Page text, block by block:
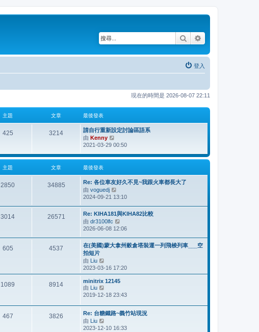
搜尋
登入
現在的時間是 2026-08-07 22:11
主題 文章 最後發表
425 3214
請自行重新設定討論區語系
由 Kenny
視
最
後
表
2021-03-29 00:50
主題 文章 最後發表
2850 34885
Re: 各位車友好久不見~我跟火車都長大了
由 voguedj
視
最
後
發
表
2024-09-21 13:10
3014 26571
Re: KIHA181與KIHA82比較
由 dr3100lfc
視
最
後
2026-06-08 12:06
605 4537
在(美國)蒙大拿州穀倉塔裝運一列飛梭列車___空
拍短片
由 Liu
視
最
後
表
2023-03-16 17:20
1089 8914
minitrix 12145
由 Liu
視
後
發
表
2019-12-18 23:43
467 3826
Re: 台糖鐵路~義竹站現況
由 Liu
視
2023-12-10 16:33